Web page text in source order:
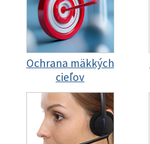
Ochrana mäkkých
cieľov